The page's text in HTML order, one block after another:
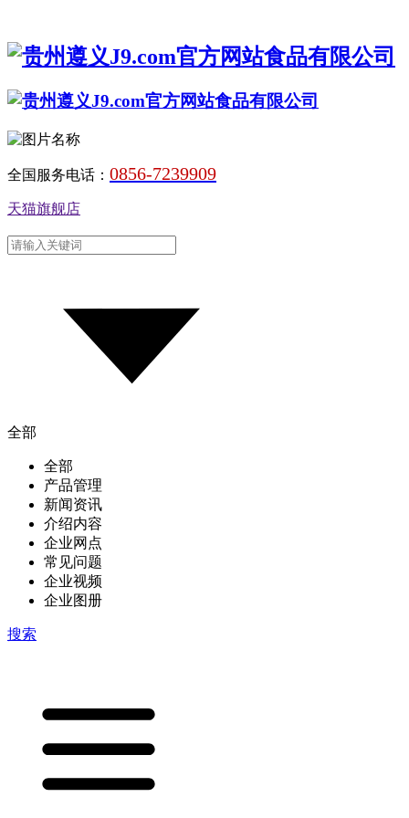
全国服务电话： 0856-7239909
天猫旗舰店
全部
全部
产品管理
新闻资讯
介绍内容
企业网点
常见问题
企业视频
企业图册
搜索